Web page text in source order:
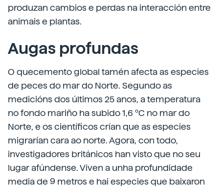
produzan cambios e perdas na interacción entre
animais e plantas.
Augas profundas
O quecemento global tamén afecta as especies
de peces do mar do Norte. Segundo as
medicións dos últimos 25 anos, a temperatura
no fondo mariño ha subido 1,6 ºC no mar do
Norte, e os científicos crían que as especies
migrarían cara ao norte. Agora, con todo,
investigadores británicos han visto que no seu
lugar afúndense. Viven a unha profundidade
media de 9 metros e hai especies que baixaron